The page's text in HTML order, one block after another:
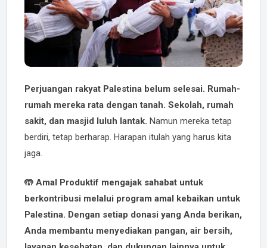
Perjuangan rakyat Palestina belum selesai. Rumah-
rumah mereka rata dengan tanah. Sekolah, rumah
sakit, dan masjid luluh lantak. Namun mereka tetap
berdiri, tetap berharap. Harapan itulah yang harus kita
jaga.
🤲 Amal Produktif mengajak sahabat untuk
berkontribusi melalui program amal kebaikan untuk
Palestina. Dengan setiap donasi yang Anda berikan,
Anda membantu menyediakan pangan, air bersih,